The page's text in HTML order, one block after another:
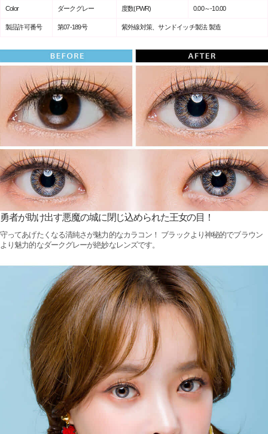
Color ダークグレー 度数(PWR) 0.00～-10.00
製品許可番号 第07-189号 紫外線対策、サンドイッチ製法 製造
勇者が助け出す悪魔の城に閉じ込められた王女の目！
守ってあげたくなる清純さが魅力的なカラコン！ ブラックより神秘的でブラウン
より魅力的なダークグレーが絶妙なレンズです。